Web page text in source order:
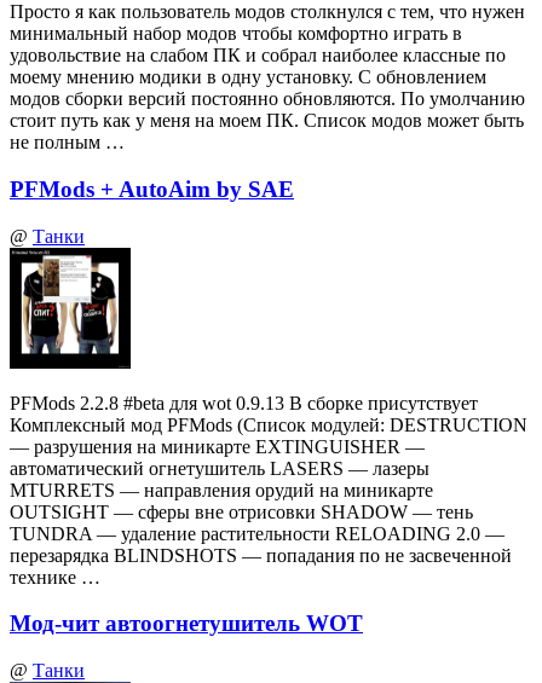
Просто я как пользователь модов столкнулся с тем, что нужен
минимальный набор модов чтобы комфортно играть в
удовольствие на слабом ПК и собрал наиболее классные по
моему мнению модики в одну установку. С обновлением
модов сборки версий постоянно обновляются. По умолчанию
стоит путь как у меня на моем ПК. Список модов может быть
не полным …
PFMods + AutoAim by SAE
@ Танки
PFMods 2.2.8 #beta для wot 0.9.13 В сборке присутствует
Комплексный мод PFMods (Список модулей: DESTRUCTION
— разрушения на миникарте EXTINGUISHER —
автоматический огнетушитель LASERS — лазеры
MTURRETS — направления орудий на миникарте
OUTSIGHT — сферы вне отрисовки SHADOW — тень
TUNDRA — удаление растительности RELOADING 2.0 —
перезарядка BLINDSHOTS — попадания по не засвеченной
технике …
Мод-чит автоогнетушитель WOT
@ Танки